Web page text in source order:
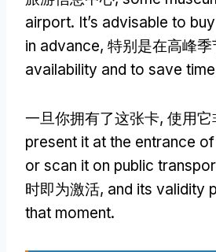
airport. It’s advisable to
in advance, 特别是在高峰季
availability and to save
一旦你拥有了这张卡, 使用它
present it at the entrance
or scan it on public
时即为激活, and its validity
that moment.